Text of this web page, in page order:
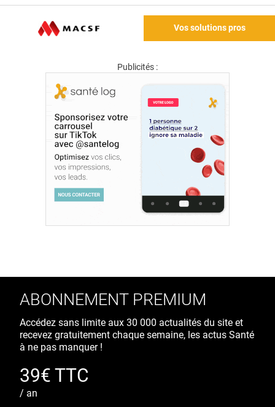
Vos solutions pros
Publicités :
ABONNEMENT PREMIUM
Accédez sans limite aux 30 000 actualités du site et
recevez gratuitement chaque semaine, les actus Santé
à ne pas manquer !
39€ TTC
/ an